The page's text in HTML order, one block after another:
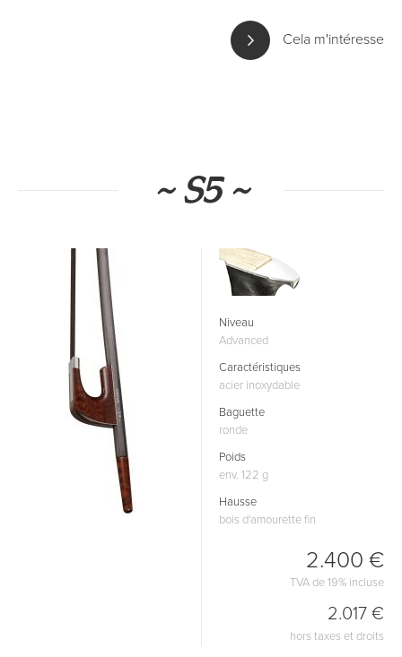
Cela m'intéresse
~ S5 ~
Niveau
Advanced
Caractéristiques
acier inoxydable
Baguette
ronde
Poids
env. 122 g
Hausse
bois d'amourette fin
2.400 €
TVA de 19% incluse
2.017 €
hors taxes et droits